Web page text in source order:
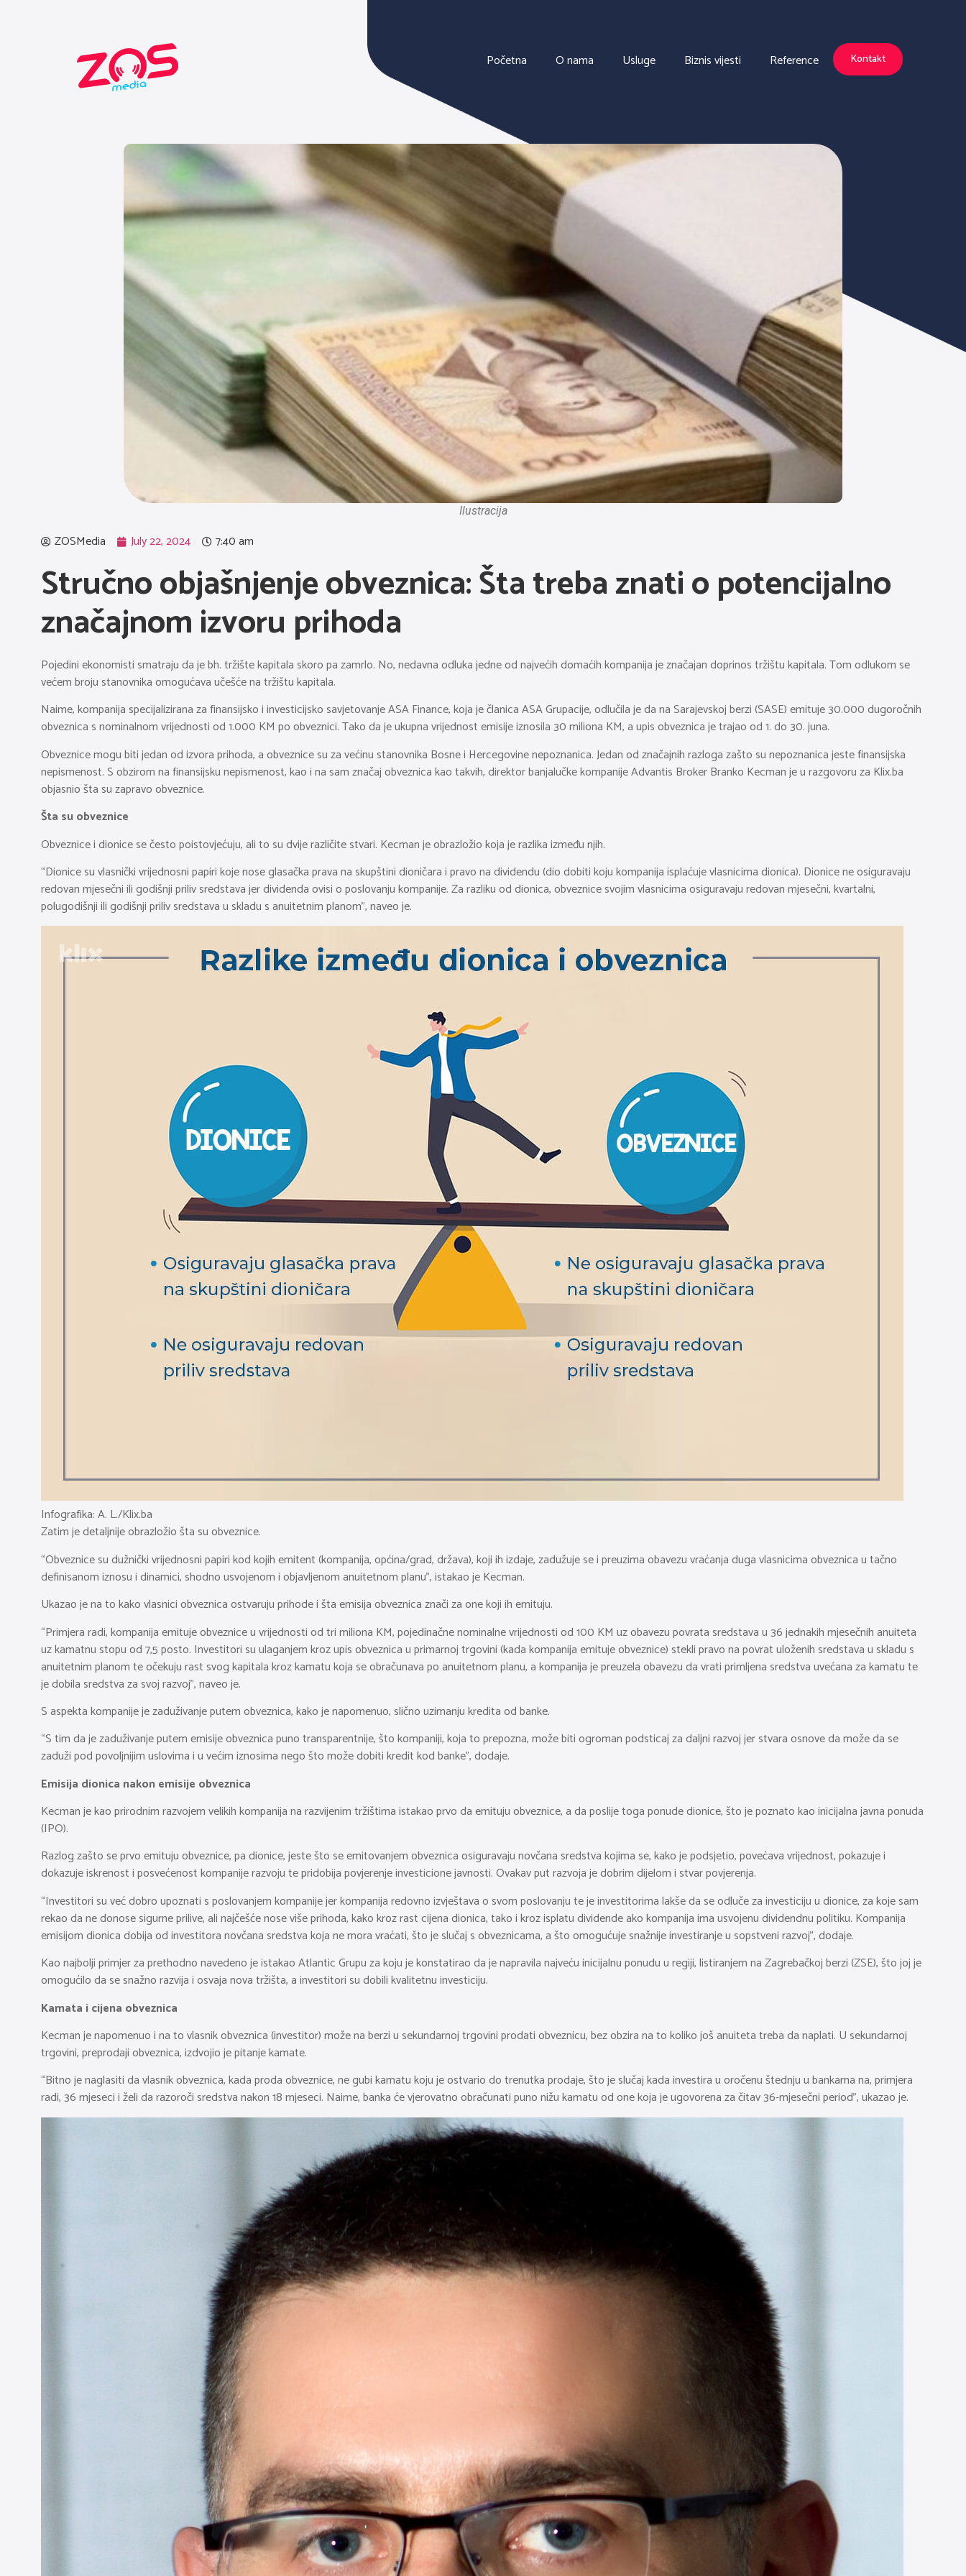
Početna O nama Usluge Biznis vijesti Reference Kontakt
Ilustracija
ZOSMedia July 22, 2024 7:40 am
Stručno objašnjenje obveznica: Šta treba znati o potencijalno
značajnom izvoru prihoda
Pojedini ekonomisti smatraju da je bh. tržište kapitala skoro pa zamrlo. No, nedavna odluka jedne od najvećih domaćih kompanija je značajan doprinos tržištu kapitala. Tom odlukom se
većem broju stanovnika omogućava učešće na tržištu kapitala.
Naime, kompanija specijalizirana za finansijsko i investicijsko savjetovanje ASA Finance, koja je članica ASA Grupacije, odlučila je da na Sarajevskoj berzi (SASE) emituje 30.000 dugoročnih
obveznica s nominalnom vrijednosti od 1.000 KM po obveznici. Tako da je ukupna vrijednost emisije iznosila 30 miliona KM, a upis obveznica je trajao od 1. do 30. juna.
Obveznice mogu biti jedan od izvora prihoda, a obveznice su za većinu stanovnika Bosne i Hercegovine nepoznanica. Jedan od značajnih razloga zašto su nepoznanica jeste finansijska
nepismenost. S obzirom na finansijsku nepismenost, kao i na sam značaj obveznica kao takvih, direktor banjalučke kompanije Advantis Broker Branko Kecman je u razgovoru za Klix.ba
objasnio šta su zapravo obveznice.
Šta su obveznice
Obveznice i dionice se često poistovjećuju, ali to su dvije različite stvari. Kecman je obrazložio koja je razlika između njih.
“Dionice su vlasnički vrijednosni papiri koje nose glasačka prava na skupštini dioničara i pravo na dividendu (dio dobiti koju kompanija isplaćuje vlasnicima dionica). Dionice ne osiguravaju
redovan mjesečni ili godišnji priliv sredstava jer dividenda ovisi o poslovanju kompanije. Za razliku od dionica, obveznice svojim vlasnicima osiguravaju redovan mjesečni, kvartalni,
polugodišnji ili godišnji priliv sredstava u skladu s anuitetnim planom”, naveo je.
Infografika: A. L./Klix.ba
Zatim je detaljnije obrazložio šta su obveznice.
“Obveznice su dužnički vrijednosni papiri kod kojih emitent (kompanija, općina/grad, država), koji ih izdaje, zadužuje se i preuzima obavezu vraćanja duga vlasnicima obveznica u tačno
definisanom iznosu i dinamici, shodno usvojenom i objavljenom anuitetnom planu”, istakao je Kecman.
Ukazao je na to kako vlasnici obveznica ostvaruju prihode i šta emisija obveznica znači za one koji ih emituju.
“Primjera radi, kompanija emituje obveznice u vrijednosti od tri miliona KM, pojedinačne nominalne vrijednosti od 100 KM uz obavezu povrata sredstava u 36 jednakih mjesečnih anuiteta
uz kamatnu stopu od 7,5 posto. Investitori su ulaganjem kroz upis obveznica u primarnoj trgovini (kada kompanija emituje obveznice) stekli pravo na povrat uloženih sredstava u skladu s
anuitetnim planom te očekuju rast svog kapitala kroz kamatu koja se obračunava po anuitetnom planu, a kompanija je preuzela obavezu da vrati primljena sredstva uvećana za kamatu te
je dobila sredstva za svoj razvoj”, naveo je.
S aspekta kompanije je zaduživanje putem obveznica, kako je napomenuo, slično uzimanju kredita od banke.
“S tim da je zaduživanje putem emisije obveznica puno transparentnije, što kompaniji, koja to prepozna, može biti ogroman podsticaj za daljni razvoj jer stvara osnove da može da se
zaduži pod povoljnijim uslovima i u većim iznosima nego što može dobiti kredit kod banke”, dodaje.
Emisija dionica nakon emisije obveznica
Kecman je kao prirodnim razvojem velikih kompanija na razvijenim tržištima istakao prvo da emituju obveznice, a da poslije toga ponude dionice, što je poznato kao inicijalna javna ponuda
(IPO).
Razlog zašto se prvo emituju obveznice, pa dionice, jeste što se emitovanjem obveznica osiguravaju novčana sredstva kojima se, kako je podsjetio, povećava vrijednost, pokazuje i
dokazuje iskrenost i posvećenost kompanije razvoju te pridobija povjerenje investicione javnosti. Ovakav put razvoja je dobrim dijelom i stvar povjerenja.
“Investitori su već dobro upoznati s poslovanjem kompanije jer kompanija redovno izvještava o svom poslovanju te je investitorima lakše da se odluče za investiciju u dionice, za koje sam
rekao da ne donose sigurne prilive, ali najčešće nose više prihoda, kako kroz rast cijena dionica, tako i kroz isplatu dividende ako kompanija ima usvojenu dividendnu politiku. Kompanija
emisijom dionica dobija od investitora novčana sredstva koja ne mora vraćati, što je slučaj s obveznicama, a što omogućuje snažnije investiranje u sopstveni razvoj”, dodaje.
Kao najbolji primjer za prethodno navedeno je istakao Atlantic Grupu za koju je konstatirao da je napravila najveću inicijalnu ponudu u regiji, listiranjem na Zagrebačkoj berzi (ZSE), što joj je
omogućilo da se snažno razvija i osvaja nova tržišta, a investitori su dobili kvalitetnu investiciju.
Kamata i cijena obveznica
Kecman je napomenuo i na to vlasnik obveznica (investitor) može na berzi u sekundarnoj trgovini prodati obveznicu, bez obzira na to koliko još anuiteta treba da naplati. U sekundarnoj
trgovini, preprodaji obveznica, izdvojio je pitanje kamate.
“Bitno je naglasiti da vlasnik obveznica, kada proda obveznice, ne gubi kamatu koju je ostvario do trenutka prodaje, što je slučaj kada investira u oročenu štednju u bankama na, primjera
radi, 36 mjeseci i želi da razoroči sredstva nakon 18 mjeseci. Naime, banka će vjerovatno obračunati puno nižu kamatu od one koja je ugovorena za čitav 36-mjesečni period”, ukazao je.